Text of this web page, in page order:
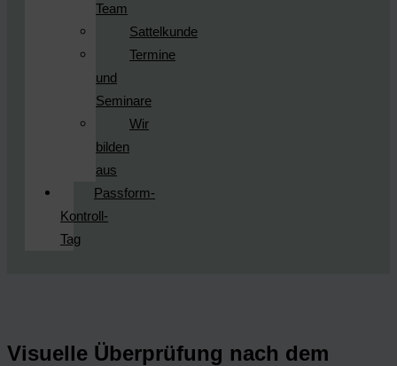
Team
Sattelkunde
Termine
und
Seminare
Wir
bilden
aus
Passform-
Kontroll-
Tag
Visuelle Überprüfung nach dem